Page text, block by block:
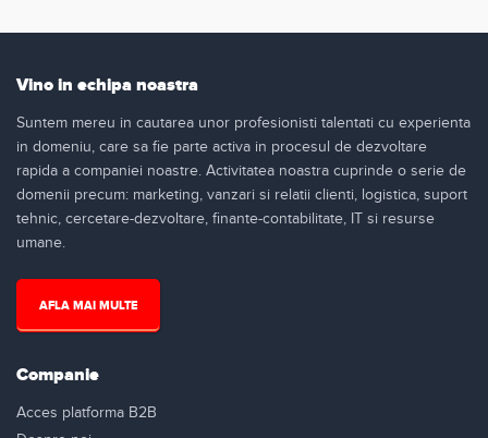
Vino in echipa noastra
Suntem mereu in cautarea unor profesionisti talentati cu experienta
in domeniu, care sa fie parte activa in procesul de dezvoltare
rapida a companiei noastre. Activitatea noastra cuprinde o serie de
domenii precum: marketing, vanzari si relatii clienti, logistica, suport
tehnic, cercetare-dezvoltare, finante-contabilitate, IT si resurse
umane.
AFLA MAI MULTE
Companie
Acces platforma B2B